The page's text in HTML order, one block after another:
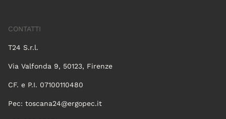
CONTATTI
T24 S.r.l.
Via Valfonda 9, 50123, Firenze
CF. e P.I. 07100110480
Pec: toscana24@ergopec.it